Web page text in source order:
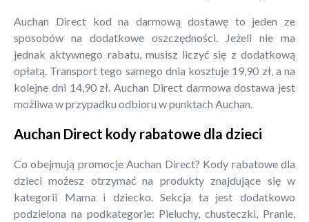
Auchan Direct kod na darmową dostawę to jeden ze
sposobów na dodatkowe oszczędności. Jeżeli nie ma
jednak aktywnego rabatu, musisz liczyć się z dodatkową
opłatą. Transport tego samego dnia kosztuje 19,90 zł, a na
kolejne dni 14,90 zł. Auchan Direct darmowa dostawa jest
możliwa w przypadku odbioru w punktach Auchan.
Auchan Direct kody rabatowe dla dzieci
Co obejmują promocje Auchan Direct? Kody rabatowe dla
dzieci możesz otrzymać na produkty znajdujące się w
kategorii Mama i dziecko. Sekcja ta jest dodatkowo
podzielona na podkategorie: Pieluchy, chusteczki, Pranie,